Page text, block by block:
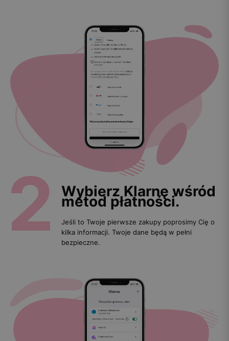
Wybierz Klarnę wśród
metod płatności.
Jeśli to Twoje pierwsze zakupy poprosimy Cię o
kilka informacji. Twoje dane będą w pełni
bezpieczne.